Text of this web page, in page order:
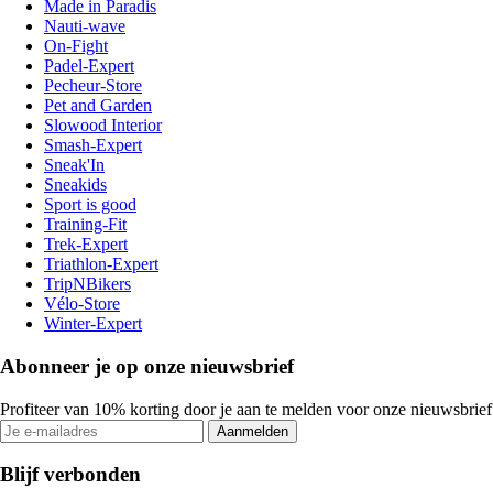
Made in Paradis
Nauti-wave
On-Fight
Padel-Expert
Pecheur-Store
Pet and Garden
Slowood Interior
Smash-Expert
Sneak'In
Sneakids
Sport is good
Training-Fit
Trek-Expert
Triathlon-Expert
TripNBikers
Vélo-Store
Winter-Expert
Abonneer je op onze nieuwsbrief
Profiteer van 10% korting door je aan te melden voor onze nieuwsbrief
Aanmelden
Blijf verbonden